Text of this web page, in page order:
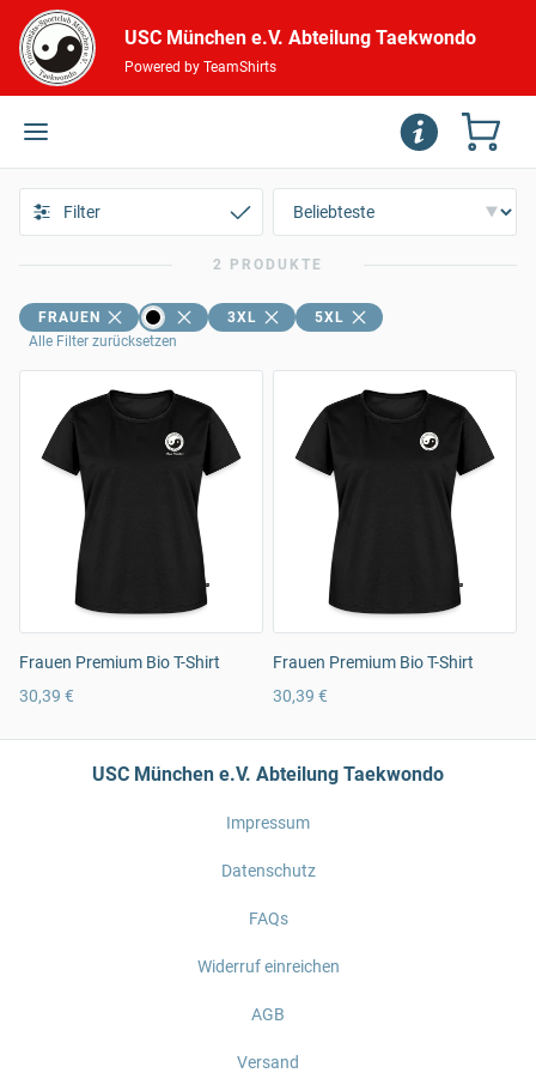
USC München e.V. Abteilung Taekwondo
Powered by TeamShirts
Filter
2 PRODUKTE
FRAUEN 3XL
5XL
Alle Filter zurücksetzen
Frauen Premium Bio T-Shirt
30,39 €
Frauen Premium Bio T-Shirt
30,39 €
USC München e.V. Abteilung Taekwondo
Impressum
Datenschutz
FAQs
Widerruf einreichen
AGB
Versand